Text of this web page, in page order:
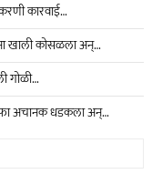
कारवाई…
खाली कोसळला अन्…
गोळी…
अचानक धडकला अन्…